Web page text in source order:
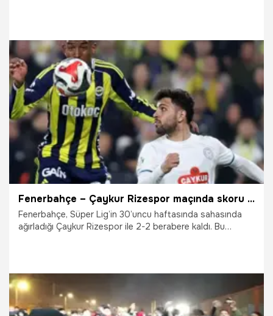
25.04.2026 Futbol
Fenerbahçe – Çaykur Rizespor maçında skoru belirleyen gol 90+8. dakikada geldi
Fenerbahçe, Süper Lig’in 30’uncu haftasında sahasında
ağırladığı Çaykur Rizespor ile 2-2 berabere kaldı. Bu